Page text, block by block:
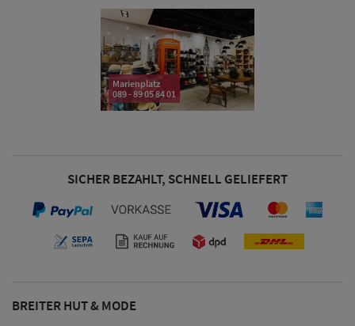
Marienplatz
089 - 89 05 84 01
SICHER BEZAHLT, SCHNELL GELIEFERT
BREITER HUT & MODE